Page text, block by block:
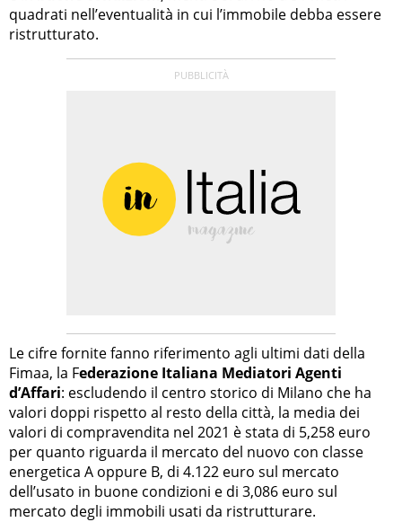
quadrati nell’eventualità in cui l’immobile debba essere
ristrutturato.
Le cifre fornite fanno riferimento agli ultimi dati della
Fimaa, la Federazione Italiana Mediatori Agenti
d’Affari: escludendo il centro storico di Milano che ha
valori doppi rispetto al resto della città, la media dei
valori di compravendita nel 2021 è stata di 5,258 euro
per quanto riguarda il mercato del nuovo con classe
energetica A oppure B, di 4.122 euro sul mercato
dell’usato in buone condizioni e di 3,086 euro sul
mercato degli immobili usati da ristrutturare.